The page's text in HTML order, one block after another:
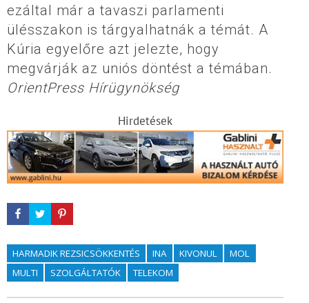
ezáltal már a tavaszi parlamenti
ülésszakon is tárgyalhatnák a témát. A
Kúria egyelőre azt jelezte, hogy
megvárják az uniós döntést a témában.
OrientPress Hírügynökség
Hirdetések
HARMADIK REZSICSÖKKENTÉS INA KIVONUL
MOL
MULTI
SZOLGÁLTATÓK TELEKOM